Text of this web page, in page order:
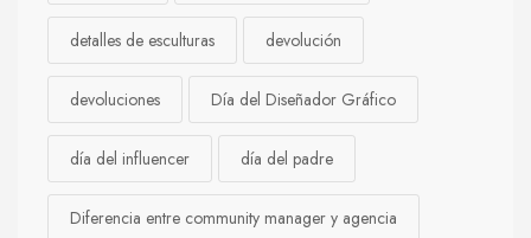
detalles de esculturas devolución
devoluciones Día del Diseñador Gráfico
día del influencer día del padre
Diferencia entre community manager y agencia